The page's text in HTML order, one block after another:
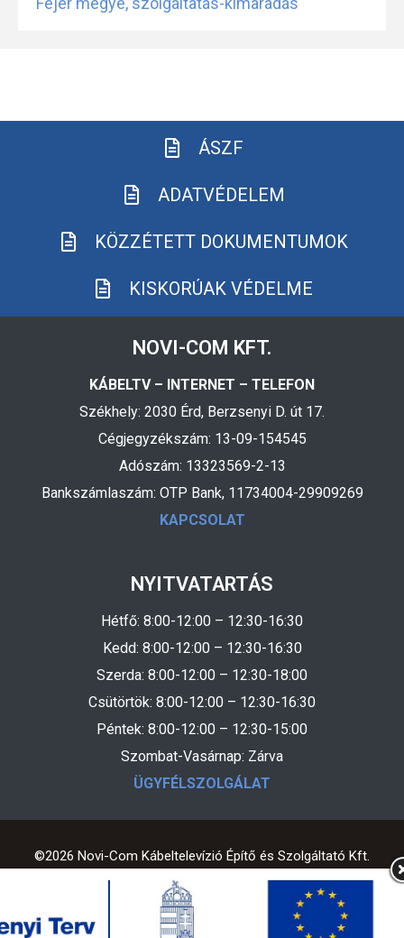
ÁSZF
ADATVÉDELEM
KÖZZÉTETT DOKUMENTUMOK
KISKORÚAK VÉDELME
NOVI-COM KFT.
KÁBELTV – INTERNET – TELEFON
Székhely: 2030 Érd, Berzsenyi D. út 17.
Cégjegyzékszám: 13-09-154545
Adószám: 13323569-2-13
Bankszámlaszám: OTP Bank, 11734004-29909269
KAPCSOLAT
NYITVATARTÁS
Hétfő: 8:00-12:00 – 12:30-16:30
Kedd: 8:00-12:00 – 12:30-16:30
Szerda: 8:00-12:00 – 12:30-18:00
Csütörtök: 8:00-12:00 – 12:30-16:30
Péntek: 8:00-12:00 – 12:30-15:00
Szombat-Vasárnap: Zárva
ÜGYFÉLSZOLGÁLAT
©2026 Novi-Com Kábeltelevízió Építő és Szolgáltató Kft.
Kedves Látogató! Tájékoztatjuk, hogy a honlap felhasználói
élmény fokozásának érdekében sütiket alkalmazunk. A
honlapunk használatával ön a tájékoztatásunkat tudomásul